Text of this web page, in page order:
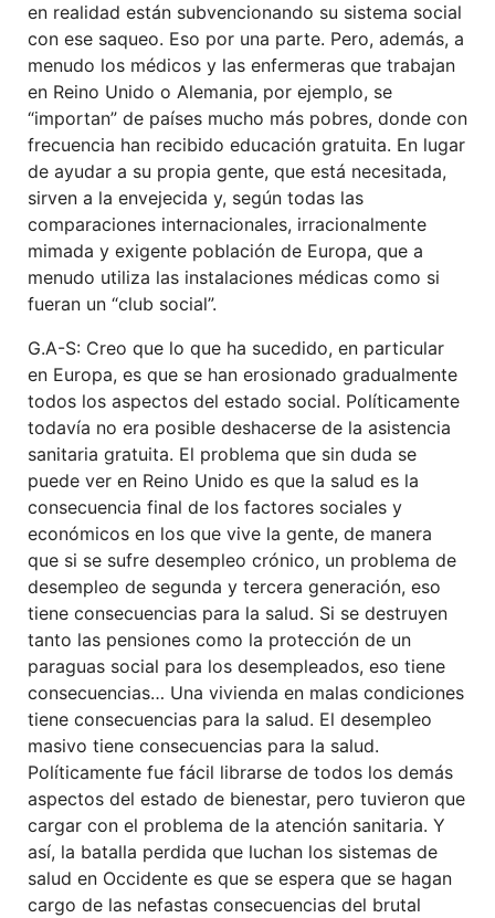
en realidad están subvencionando su sistema social
con ese saqueo. Eso por una parte. Pero, además, a
menudo los médicos y las enfermeras que trabajan
en Reino Unido o Alemania, por ejemplo, se
“importan” de países mucho más pobres, donde con
frecuencia han recibido educación gratuita. En lugar
de ayudar a su propia gente, que está necesitada,
sirven a la envejecida y, según todas las
comparaciones internacionales, irracionalmente
mimada y exigente población de Europa, que a
menudo utiliza las instalaciones médicas como si
fueran un “club social”.
G.A-S: Creo que lo que ha sucedido, en particular
en Europa, es que se han erosionado gradualmente
todos los aspectos del estado social. Políticamente
todavía no era posible deshacerse de la asistencia
sanitaria gratuita. El problema que sin duda se
puede ver en Reino Unido es que la salud es la
consecuencia final de los factores sociales y
económicos en los que vive la gente, de manera
que si se sufre desempleo crónico, un problema de
desempleo de segunda y tercera generación, eso
tiene consecuencias para la salud. Si se destruyen
tanto las pensiones como la protección de un
paraguas social para los desempleados, eso tiene
consecuencias… Una vivienda en malas condiciones
tiene consecuencias para la salud. El desempleo
masivo tiene consecuencias para la salud.
Políticamente fue fácil librarse de todos los demás
aspectos del estado de bienestar, pero tuvieron que
cargar con el problema de la atención sanitaria. Y
así, la batalla perdida que luchan los sistemas de
salud en Occidente es que se espera que se hagan
cargo de las nefastas consecuencias del brutal